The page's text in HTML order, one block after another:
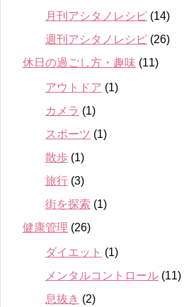
月刊アシタノレシピ (14)
週刊アシタノレシピ (26)
休日の過ごし方・趣味 (11)
アウトドア (1)
カメラ (1)
スポーツ (1)
散歩 (1)
旅行 (3)
街を探索 (1)
健康管理 (26)
ダイエット (1)
メンタルコントロール (11)
息抜き (2)